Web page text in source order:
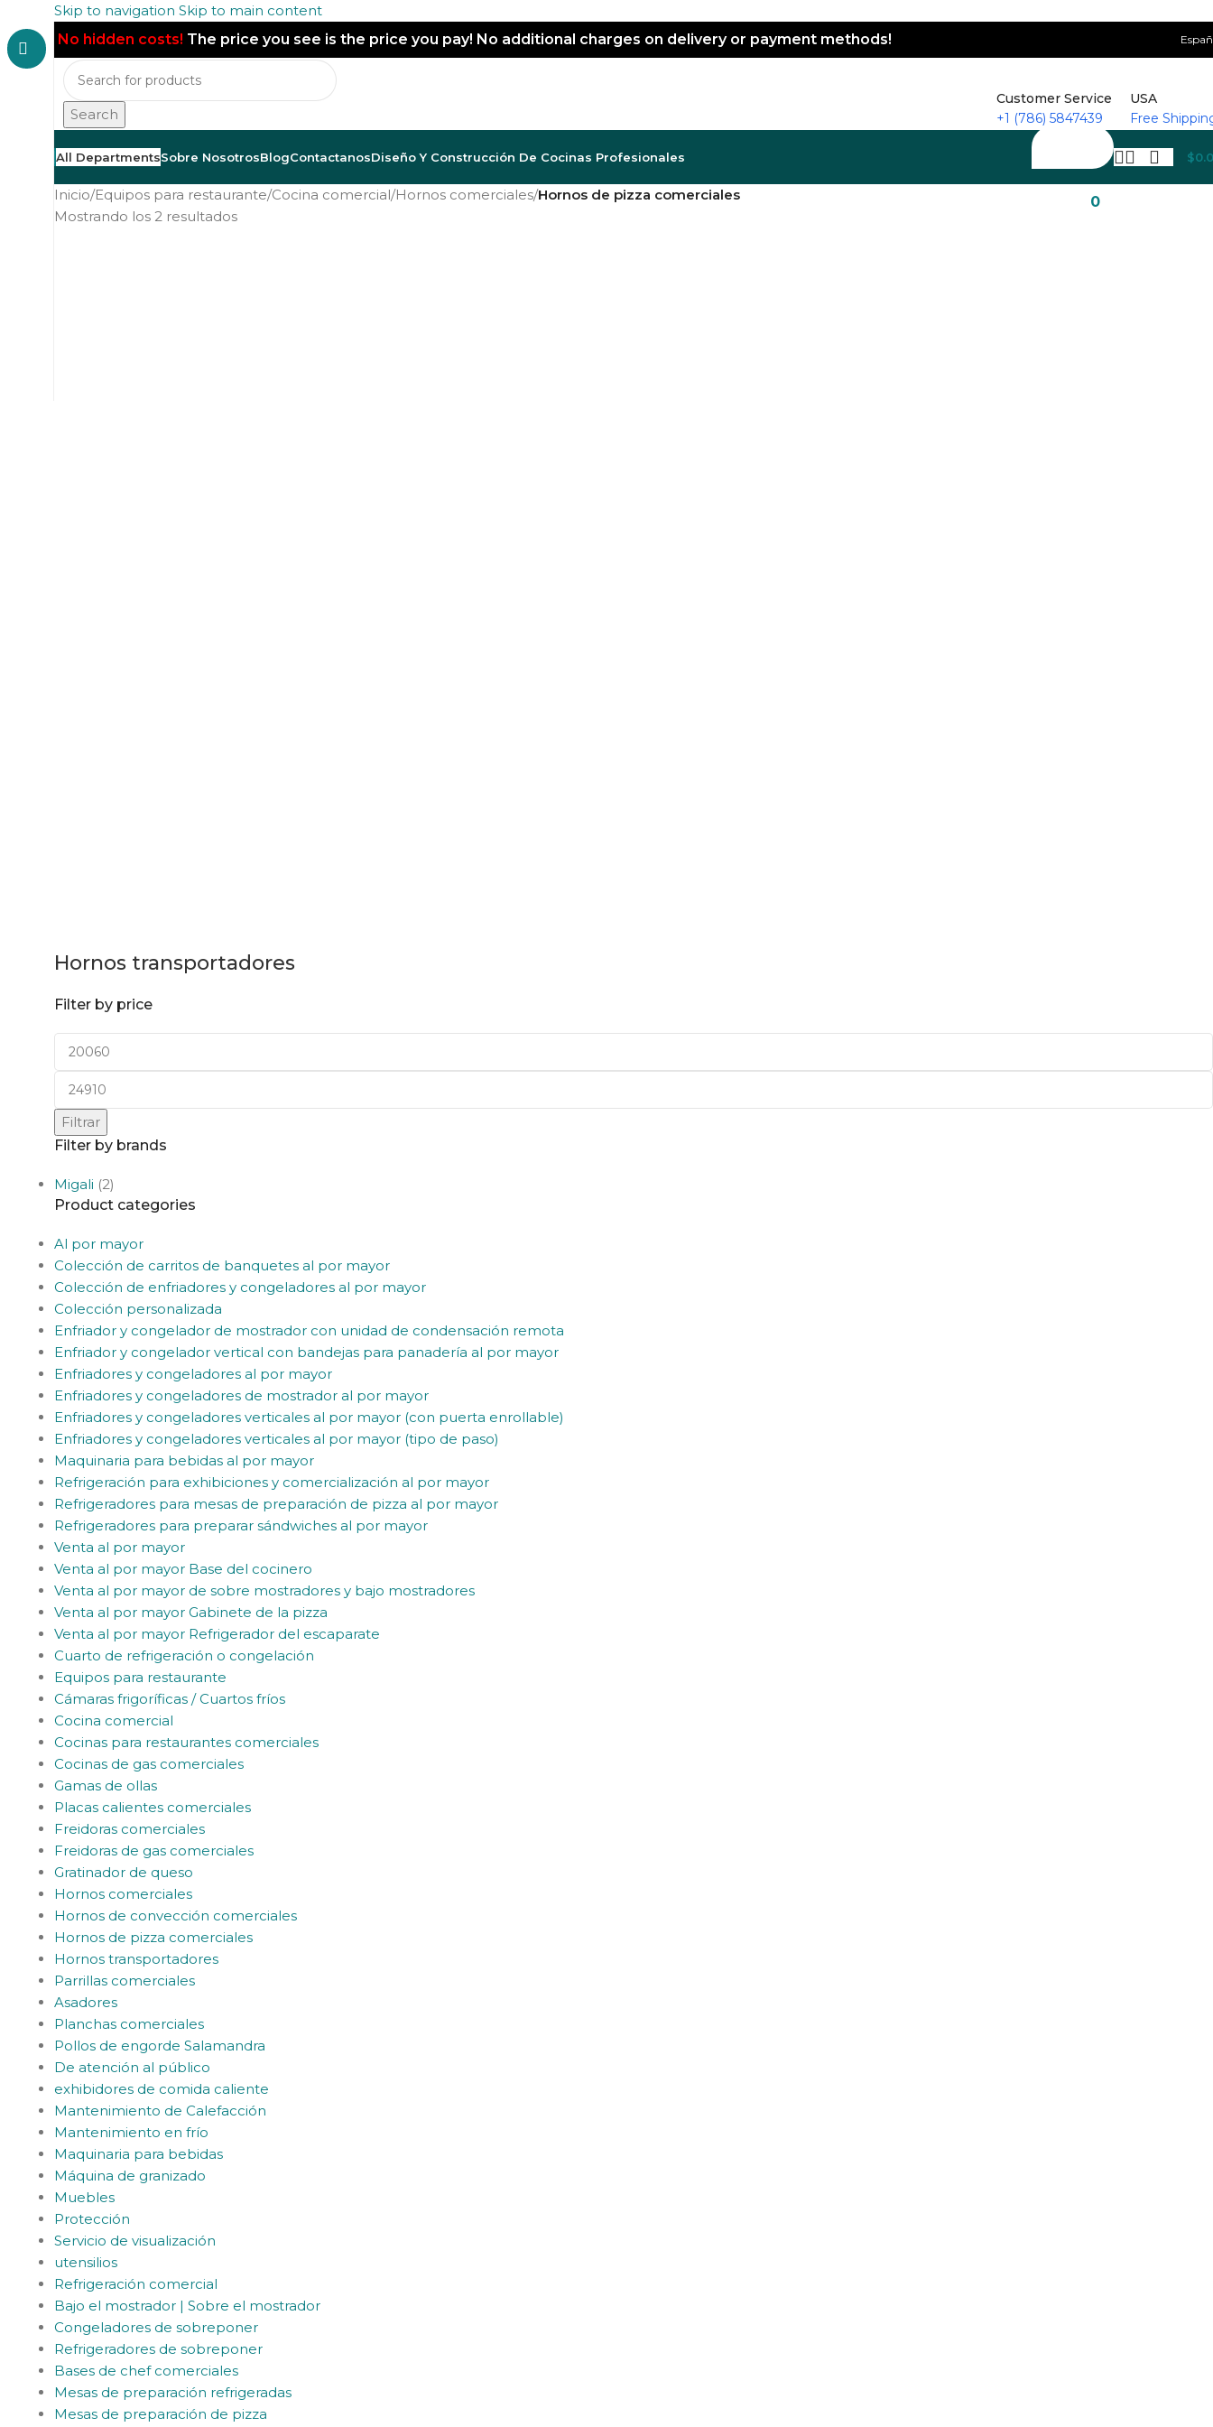
Skip to navigation Skip to main content
No hidden costs! The price you see is the price you pay! No additional charges on delivery or payment methods!
Search
Customer Service
+1 (786) 5847439
USA
Free
All DepartmentsSobre NosotrosBlogContactanosDiseño Y Construcción De Cocinas Profesionales
0
$
Inicio/Equipos para restaurante/Cocina comercial/Hornos comerciales/Hornos de pizza comerciales
Mostrando los 2 resultados
Hornos transportadores
Filter by price
Filtrar
Filter by brands
Migali (2)
Product categories
Al por mayor
Colección de carritos de banquetes al por mayor
Colección de enfriadores y congeladores al por mayor
Colección personalizada
Enfriador y congelador de mostrador con unidad de condensación remota
Enfriador y congelador vertical con bandejas para panadería al por mayor
Enfriadores y congeladores al por mayor
Enfriadores y congeladores de mostrador al por mayor
Enfriadores y congeladores verticales al por mayor (con puerta enrollable)
Enfriadores y congeladores verticales al por mayor (tipo de paso)
Maquinaria para bebidas al por mayor
Refrigeración para exhibiciones y comercialización al por mayor
Refrigeradores para mesas de preparación de pizza al por mayor
Refrigeradores para preparar sándwiches al por mayor
Venta al por mayor
Venta al por mayor Base del cocinero
Venta al por mayor de sobre mostradores y bajo mostradores
Venta al por mayor Gabinete de la pizza
Venta al por mayor Refrigerador del escaparate
Cuarto de refrigeración o congelación
Equipos para restaurante
Cámaras frigoríficas / Cuartos fríos
Cocina comercial
Cocinas para restaurantes comerciales
Cocinas de gas comerciales
Gamas de ollas
Placas calientes comerciales
Freidoras comerciales
Freidoras de gas comerciales
Gratinador de queso
Hornos comerciales
Hornos de convección comerciales
Hornos de pizza comerciales
Hornos transportadores
Parrillas comerciales
Asadores
Planchas comerciales
Pollos de engorde Salamandra
De atención al público
exhibidores de comida caliente
Mantenimiento de Calefacción
Mantenimiento en frío
Maquinaria para bebidas
Máquina de granizado
Muebles
Protección
Servicio de visualización
utensilios
Refrigeración comercial
Bajo el mostrador | Sobre el mostrador
Congeladores de sobreponer
Refrigeradores de sobreponer
Bases de chef comerciales
Mesas de preparación refrigeradas
Mesas de preparación de pizza